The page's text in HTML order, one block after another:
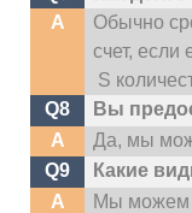
A
Обычно
счет,
S
Q8
Вы
A
Да, мы
Q9
Какие
A
Мы можем